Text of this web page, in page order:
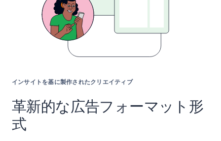
インサイトを基に製作されたクリエイティブ
革新的な広告フォーマット形
式